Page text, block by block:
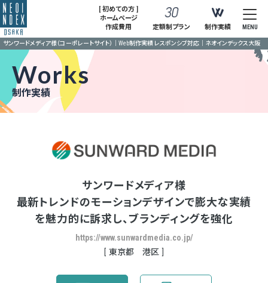
[ 初めての方 ]
ホームページ
作成費用
定額制プラン 制作実績 MENU
サンワードメディア様（コーポレートサイト）｜Web制作実績 レスポンシブ対応｜ネオインデックス大阪
Works
制作実績
サンワードメディア様
最新トレンドのモーションデザインで膨大な実績
を魅力的に訴求し、ブランディングを強化
https://www.sunwardmedia.co.jp/
東京都 港区